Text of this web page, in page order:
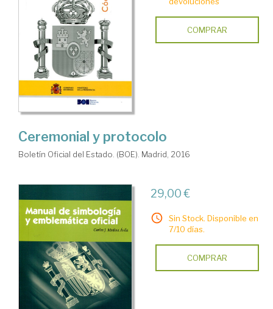
COMPRAR
Ceremonial y protocolo
Boletín Oficial del Estado. (BOE). Madrid, 2016
29,00 €
Sin Stock. Disponible en
7/10 días.
COMPRAR